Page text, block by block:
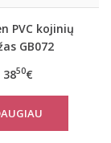
PVC kojinių
GB072
3850€